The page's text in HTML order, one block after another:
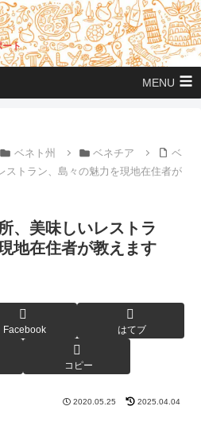
ート
MENU
ベネト州 ベネチア
ベ
ストラン、島々の魅力を現地在住者が
、美味しいレストラ
地在住者が教えます
Facebook はてブ
コピー
2020.05.25 2025.04.04